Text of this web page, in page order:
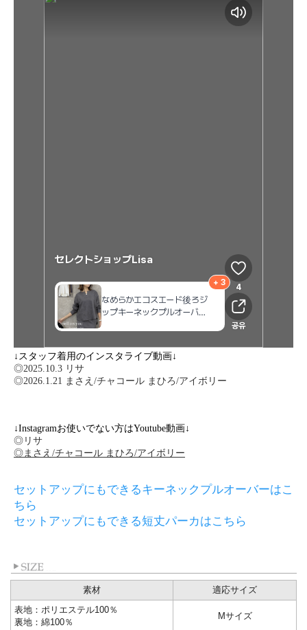
↓スタッフ着用のインスタライブ動画↓
◎2025.10.3 リサ
◎2026.1.21 まさえ/チャコール まひろ/アイボリー
↓Instagramお使いでない方はYoutube動画↓
◎リサ
◎まさえ/チャコール まひろ/アイボリー
セットアップにもできるキーネックプルオーバーはこ
ちら
セットアップにもできる短丈パーカはこちら
素材
適応サイズ
表地：ポリエステル100％
裏地：綿100％
Mサイズ